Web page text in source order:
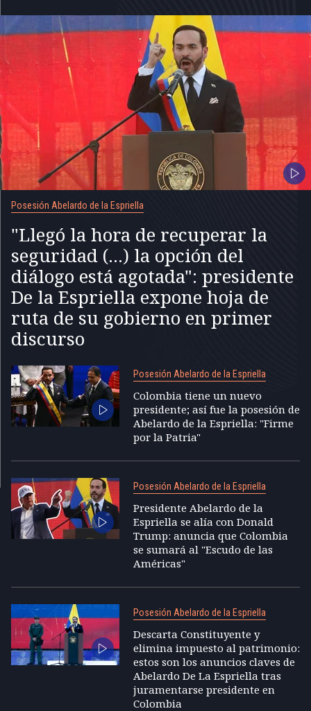
Posesión Abelardo de la Espriella
"Llegó la hora de recuperar la
seguridad (...) la opción del
diálogo está agotada": presidente
De la Espriella expone hoja de
ruta de su gobierno en primer
discurso
Posesión Abelardo de la Espriella
Colombia tiene un nuevo
presidente; así fue la posesión de
Abelardo de la Espriella: "Firme
por la Patria"
Posesión Abelardo de la Espriella
Presidente Abelardo de la
Espriella se alía con Donald
Trump: anuncia que Colombia
se sumará al "Escudo de las
Américas"
Posesión Abelardo de la Espriella
Descarta Constituyente y
elimina impuesto al patrimonio:
estos son los anuncios claves de
Abelardo De La Espriella tras
juramentarse presidente en
Colombia